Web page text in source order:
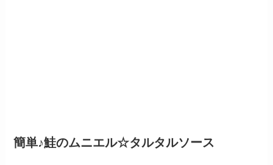
簡単♪鮭のムニエル☆タルタルソース